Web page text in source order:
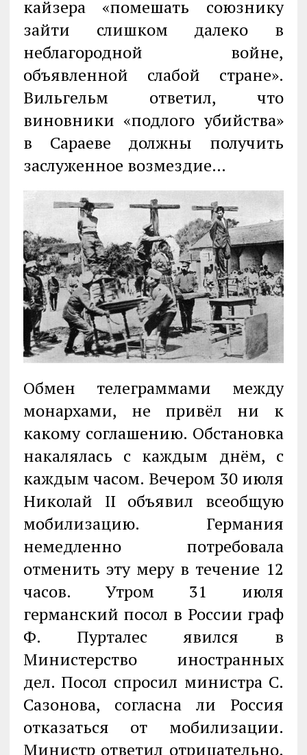
кайзера «помешать союзнику
зайти слишком далеко в
неблагородной войне,
объявленной слабой стране».
Вильгельм ответил, что
виновники «подлого убийства»
в Сараеве должны получить
заслуженное возмездие…
Обмен телеграммами между
монархами, не привёл ни к
какому соглашению. Обстановка
накалялась с каждым днём, с
каждым часом. Вечером 30 июля
Николай II объявил всеобщую
мобилизацию. Германия
немедленно потребовала
отменить эту меру в течение 12
часов. Утром 31 июля
германский посол в России граф
Ф. Пурталес явился в
Министерство иностранных
дел. Посол спросил министра С.
Сазонова, согласна ли Россия
отказаться от мобилизации.
Министр ответил отрицательно.